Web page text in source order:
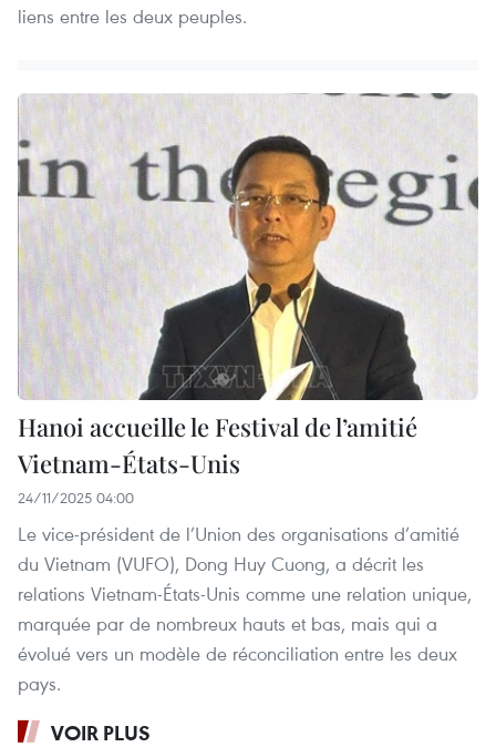
liens entre les deux peuples.
Hanoi accueille le Festival de l’amitié
Vietnam-États-Unis
24/11/2025 04:00
Le vice-président de l’Union des organisations d’amitié
du Vietnam (VUFO), Dong Huy Cuong, a décrit les
relations Vietnam-États-Unis comme une relation unique,
marquée par de nombreux hauts et bas, mais qui a
évolué vers un modèle de réconciliation entre les deux
pays.
VOIR PLUS